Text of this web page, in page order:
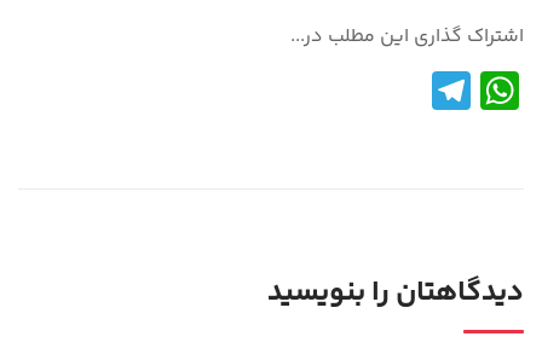
اشتراک گذاری این مطلب در...
W
h
p
p
دیدگاهتان را بنویسید